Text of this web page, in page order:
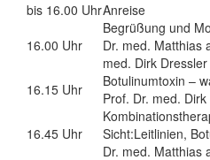
bis 16.00 UhrAnreise
16.00 Uhr
Begrüßung und
Dr. med. Matthias
med. Dirk Dressler
16.15 Uhr
Botulinumtoxin –
Prof. Dr. med.
16.45 Uhr
Sicht:Leitlinien,
Dr. med. Matthias